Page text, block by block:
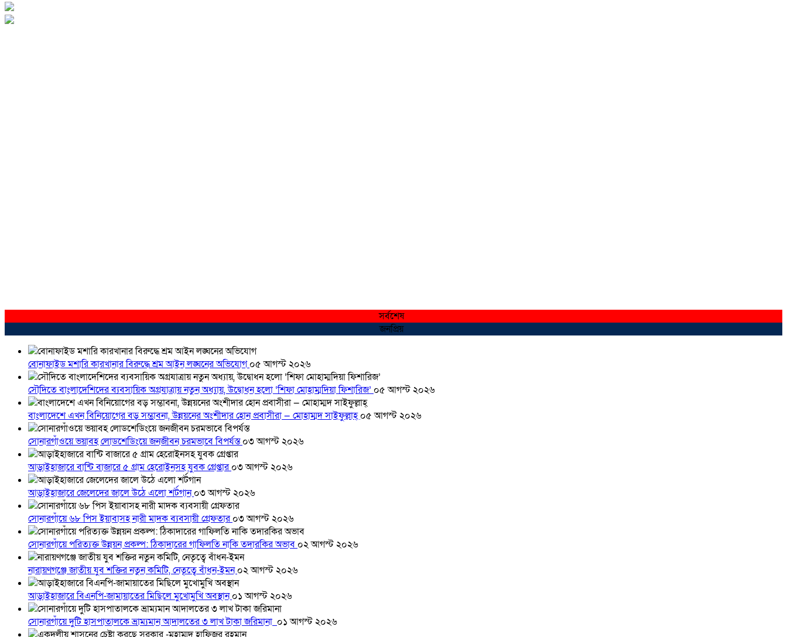
সর্বশেষ
জনপ্রিয়
বোনাফাইড মশারি কারখানার বিরুদ্ধে শ্রম আইন লঙ্ঘনের অভিযোগ০৫ আগস্ট ২০২৬
সৌদিতে বাংলাদেশিদের ব্যবসায়িক অগ্রযাত্রায় নতুন অধ্যায়, উদ্বোধন হলো ‘শিফা মোহাম্মদিয়া ফিশারিজ’ ০৫ আগস্ট ২০২৬
বাংলাদেশে এখন বিনিয়োগের বড় সম্ভাবনা, উন্নয়নের অংশীদার হোন প্রবাসীরা — মোহাম্মদ সাইফুল্লাহ্০৫ আগস্ট ২০২৬
সোনারগাঁওয়ে ভয়াবহ লোডশেডিংয়ে জনজীবন চরমভাবে বিপর্যস্ত০৩ আগস্ট ২০২৬
আড়াইহাজারে বান্টি বাজারে ৫ গ্রাম হেরোইনসহ যুবক গ্রেপ্তার০৩ আগস্ট ২০২৬
আড়াইহাজারে জেলেদের জালে উঠে এলো শর্টগান০৩ আগস্ট ২০২৬
সোনারগাঁয়ে ৬৮ পিস ইয়াবাসহ নারী মাদক ব্যবসায়ী গ্রেফতার০৩ আগস্ট ২০২৬
সোনারগাঁয়ে পরিত্যক্ত উন্নয়ন প্রকল্প: ঠিকাদারের গাফিলতি নাকি তদারকির অভাব ০২ আগস্ট ২০২৬
নারায়ণগঞ্জে জাতীয় যুব শক্তির নতুন কমিটি, নেতৃত্বে বাঁধন-ইমন০২ আগস্ট ২০২৬
আড়াইহাজারে বিএনপি-জামায়াতের মিছিলে মুখোমুখি অবস্থান০১ আগস্ট ২০২৬
সোনারগাঁয়ে দুটি হাসপাতালকে ভ্রাম্যমান আদালতের ৩ লাখ টাকা জরিমানা ০১ আগস্ট ২০২৬